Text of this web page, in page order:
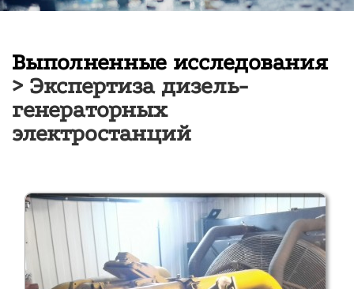
Выполненные исследования
> Экспертиза дизель-
генераторных
электростанций